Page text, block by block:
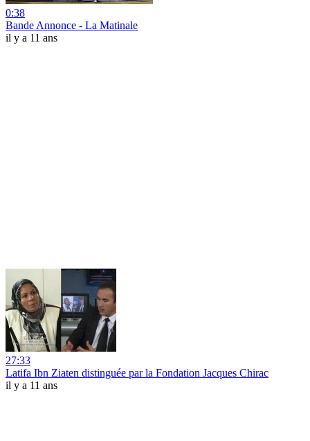
0:38
Bande Annonce - La Matinale
il y a 11 ans
27:33
Latifa Ibn Ziaten distinguée par la Fondation Jacques Chirac
il y a 11 ans